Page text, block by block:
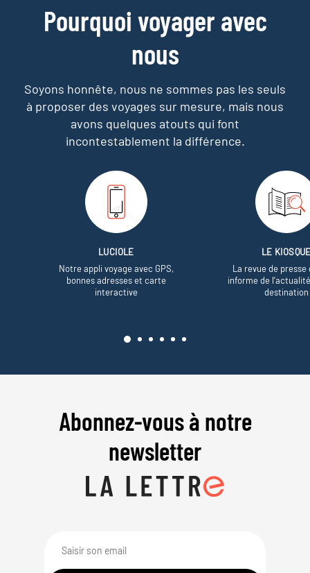
Pourquoi voyager avec
nous
Soyons honnête, nous ne sommes pas les seuls
à proposer des voyages sur mesure, mais nous
avons quelques atouts qui font
incontestablement la différence.
LUCIOLE
Notre appli voyage avec GPS,
bonnes adresses et carte
interactive
LE
La revue de presse
informe de
destination
Abonnez-vous à notre
newsletter